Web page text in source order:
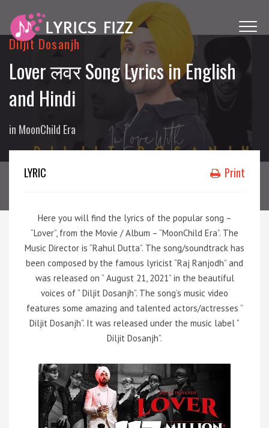
Diljit Dosanjh
Lover लवर Song Lyrics in English
and Hindi
in MoonChild Era
LYRIC Print
Here you will find the lyrics of the popular song –
“Lover”, from the Movie / Album – “MoonChild Era”. The
Music Director is “Rahul Dutta”. The song/soundtrack has
been composed by the famous lyricist “Raj Ranjodh” and
was released on “ August 21, 2021” in the beautiful
voices of “ Diljit Dosanjh”. The song’s music video
features some amazing and talented actors/actresses ”
Diljit Dosanjh”. It was released under the music label “
Diljit Dosanjh”.